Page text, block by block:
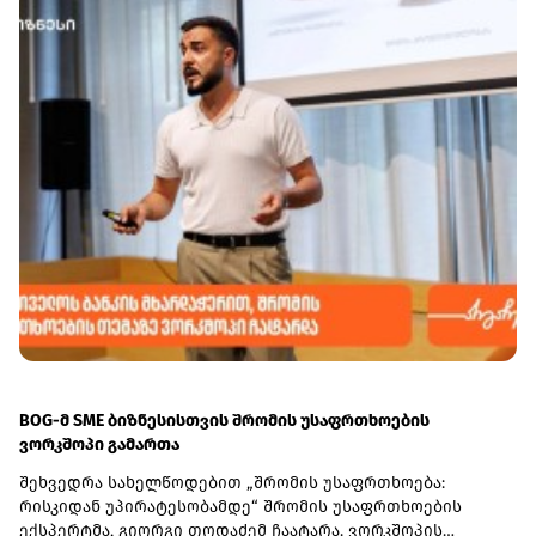
BOG-მ SME ბიზნესისთვის შრომის უსაფრთხოების
ვორკშოპი გამართა
შეხვედრა სახელწოდებით „შრომის უსაფრთხოება:
რისკიდან უპირატესობამდე“ შრომის უსაფრთხოების
ექსპერტმა, გიორგი თოდაძემ ჩაატარა. ვორკშოპის